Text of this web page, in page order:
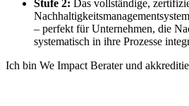
Stufe 2: Das vollständige,
– perfekt für Unternehmen, die
systematisch in ihre Prozesse
Ich bin We Impact Berater und